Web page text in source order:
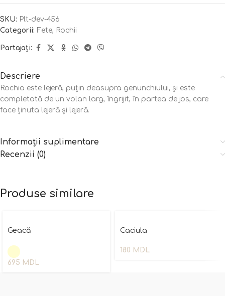
SKU: Plt-dev-456
Categorii: Fete, Rochii
Partajați:
Descriere
Rochia este lejeră, puțin deasupra genunchiului, și este
completată de un volan larg, îngrijit, în partea de jos, care
face ținuta lejeră și lejeră.
Informații suplimentare
Recenzii (0)
Produse similare
Geacă
695 MDL
Caciula
180 MDL